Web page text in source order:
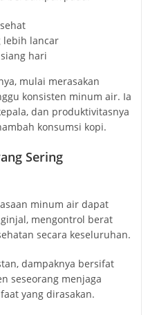
sehat
lebih lancar
siang hari
mulai merasakan
konsisten minum air. Ia
dan produktivitasnya
konsumsi kopi.
Sering
minum air dapat
ginjal, mengontrol berat
secara keseluruhan.
dampaknya bersifat
seseorang menjaga
yang dirasakan.